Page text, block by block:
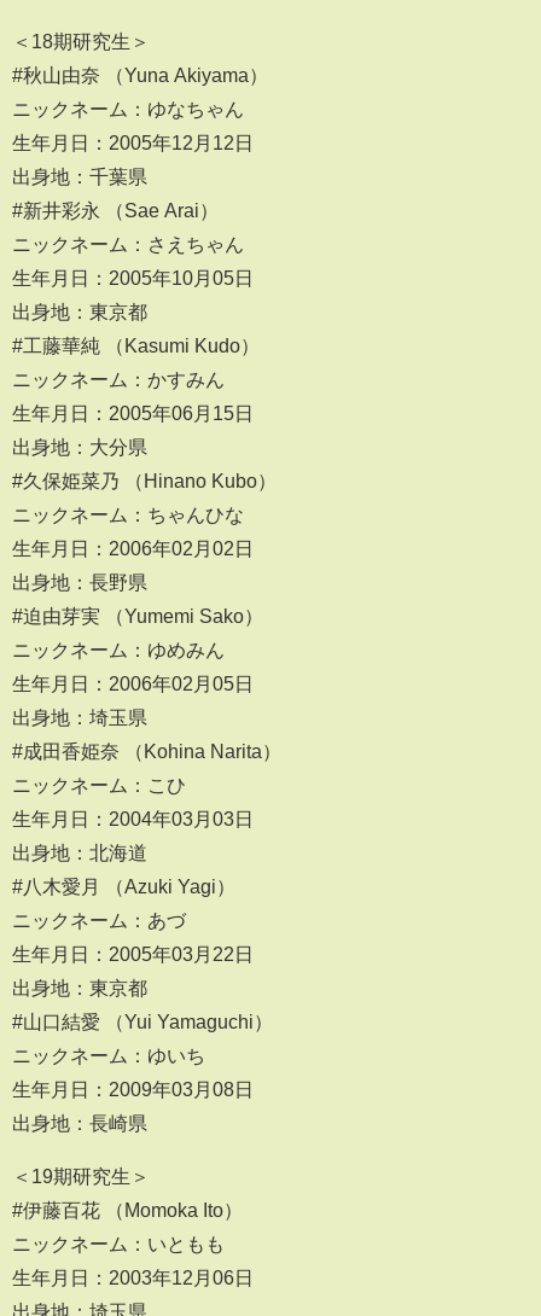
＜18期研究生＞
#秋山由奈 （Yuna Akiyama）
ニックネーム：ゆなちゃん
生年月日：2005年12月12日
出身地：千葉県
#新井彩永 （Sae Arai）
ニックネーム：さえちゃん
生年月日：2005年10月05日
出身地：東京都
#工藤華純 （Kasumi Kudo）
ニックネーム：かすみん
生年月日：2005年06月15日
出身地：大分県
#久保姫菜乃 （Hinano Kubo）
ニックネーム：ちゃんひな
生年月日：2006年02月02日
出身地：長野県
#迫由芽実 （Yumemi Sako）
ニックネーム：ゆめみん
生年月日：2006年02月05日
出身地：埼玉県
#成田香姫奈 （Kohina Narita）
ニックネーム：こひ
生年月日：2004年03月03日
出身地：北海道
#八木愛月 （Azuki Yagi）
ニックネーム：あづ
生年月日：2005年03月22日
出身地：東京都
#山口結愛 （Yui Yamaguchi）
ニックネーム：ゆいち
生年月日：2009年03月08日
出身地：長崎県
＜19期研究生＞
#伊藤百花 （Momoka Ito）
ニックネーム：いともも
生年月日：2003年12月06日
出身地：埼玉県